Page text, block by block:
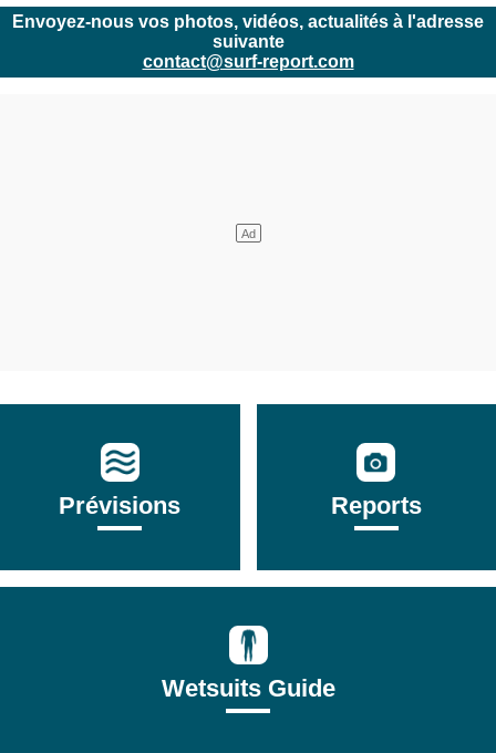
Envoyez-nous vos photos, vidéos, actualités à l'adresse
suivante
contact@surf-report.com
Prévisions Reports
Wetsuits Guide